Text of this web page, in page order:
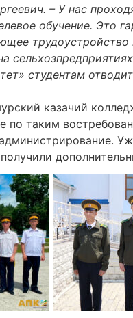
– У нас
обучение. Это
студентам
казачий
по таким